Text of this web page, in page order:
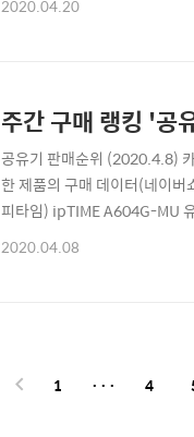
2020.04.20
주간 구매 랭킹 '
공유기 판매순위 (2020.4.8)
한 제품의 구매 데이터(네이
피타임) ipTIME A604G-MU
A604R 와이파이 공유기 미사
2020.04.08
1 ··· 4